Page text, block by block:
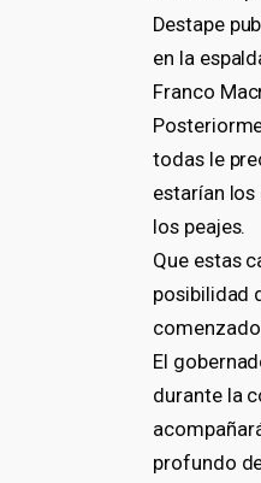
Destape
en la
Franco
todas le
estarían los
los peajes.
Que estas
posibilidad
El
durante la
profundo